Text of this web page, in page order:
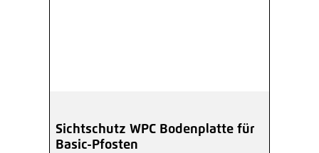
Sichtschutz WPC Bodenplatte für
Basic-Pfosten